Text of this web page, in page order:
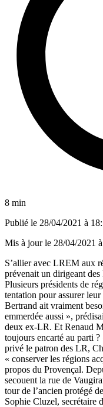
8 min
Publié le 28/04/2021 à
Mis à jour le 28/04/2021
S’allier avec LREM aux
prévenait un dirigeant
Plusieurs présidents de
tentation pour assurer
Bertrand ait vraiment
emmerdée aussi »,
deux ex-LR. Et Renaud
toujours encarté au parti
privé le patron des LR,
« conserver les régions
propos du Provençal.
secouent la rue de
tour de l’ancien protégé
Sophie Cluzel, secrétaire